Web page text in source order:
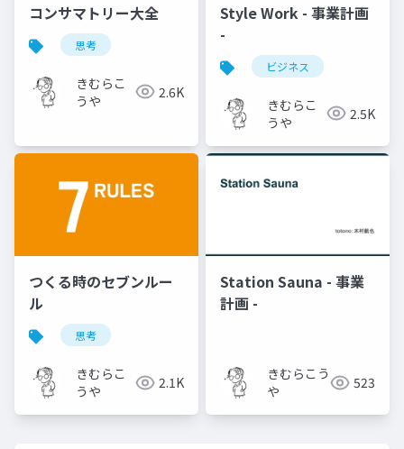
コンサマトリー大全
思考
きむらこ
うや
2.6K
Style Work - 事業計画
-
ビジネス
きむらこ
うや
2.5K
つくる時のセブンルー
ル
思考
きむらこ
うや
2.1K
Station Sauna - 事業
計画 -
きむらこう
や
523